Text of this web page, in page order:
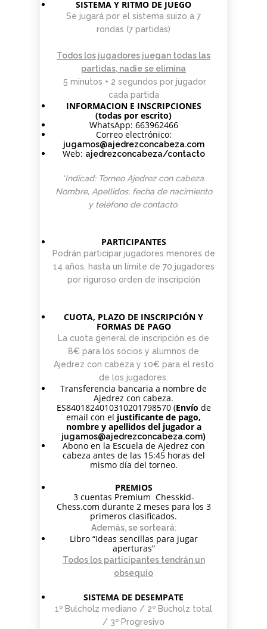
SISTEMA Y RITMO DE JUEGO
Se jugará por el sistema suizo a 7
rondas (7 partidas)
Todos los jugadores juegan todas las
partidas, nadie se elimina
5 minutos + 2 segundos por jugador
cada partida
INFORMACION E INSCRIPCIONES
(todas por escrito)
WhatsApp: 663962466
Correo electrónico:
jugamos@ajedrezconcabeza.com
Web: ajedrezconcabeza/contacto
*Indicad: Torneo Ajedrez con cabeza.
Nombre, Apellidos, fecha de nacimiento
y teléfono de contacto.
PARTICIPANTES
Podrán participar jugadores menores de
14 años, hasta un límite de 70 jugadores
por riguroso orden de inscripción
CUOTA, PLAZO DE INSCRIPCIÓN Y
FORMAS DE PAGO
La cuota general de inscripción es de
8€ para los socios y alumnos de
Ajedrez con cabeza y 10€ para el resto
de los jugadores.
Transferencia bancaria a nombre de
Ajedrez con cabeza.
ES8401824010310201798570 (Envío de
email con el justificante de pago,
nombre y apellidos del jugador a
jugamos@ajedrezconcabeza.com)
Abono en la Escuela de Ajedrez con
cabeza antes de las 15:45 horas del
mismo día del torneo.
PREMIOS
3 cuentas Premium Chesskid-
Chess.com durante 2 meses para los 3
primeros clasificados.
Además, se sorteará:
Libro “Ideas sencillas para jugar
aperturas”
Todos los participantes tendrán un
obsequio
SISTEMA DE DESEMPATE
1º Bulcholz mediano / 2º Bucholz total
/ 3º Progresivo